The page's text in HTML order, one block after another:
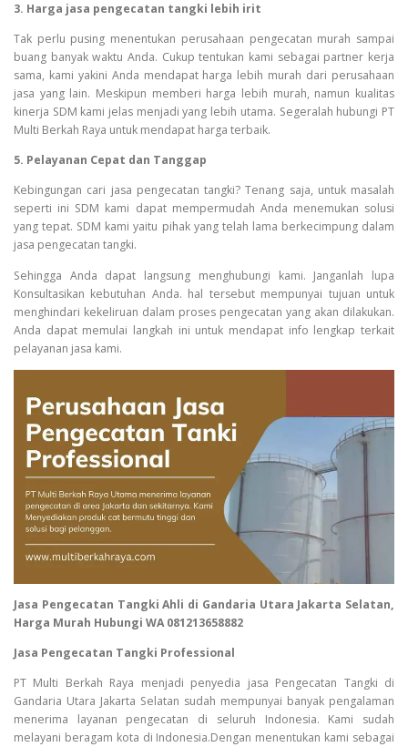
3. Harga jasa pengecatan tangki lebih irit
Tak perlu pusing menentukan perusahaan pengecatan murah sampai
buang banyak waktu Anda. Cukup tentukan kami sebagai partner kerja
sama, kami yakini Anda mendapat harga lebih murah dari perusahaan
jasa yang lain. Meskipun memberi harga lebih murah, namun kualitas
kinerja SDM kami jelas menjadi yang lebih utama. Segeralah hubungi PT
Multi Berkah Raya untuk mendapat harga terbaik.
5. Pelayanan Cepat dan Tanggap
Kebingungan cari jasa pengecatan tangki? Tenang saja, untuk masalah
seperti ini SDM kami dapat mempermudah Anda menemukan solusi
yang tepat. SDM kami yaitu pihak yang telah lama berkecimpung dalam
jasa pengecatan tangki.
Sehingga Anda dapat langsung menghubungi kami. Janganlah lupa
Konsultasikan kebutuhan Anda. hal tersebut mempunyai tujuan untuk
menghindari kekeliruan dalam proses pengecatan yang akan dilakukan.
Anda dapat memulai langkah ini untuk mendapat info lengkap terkait
pelayanan jasa kami.
Jasa Pengecatan Tangki Ahli di Gandaria Utara Jakarta Selatan,
Harga Murah Hubungi WA 081213658882
Jasa Pengecatan Tangki Professional
PT Multi Berkah Raya menjadi penyedia jasa Pengecatan Tangki di
Gandaria Utara Jakarta Selatan sudah mempunyai banyak pengalaman
menerima layanan pengecatan di seluruh Indonesia. Kami sudah
melayani beragam kota di Indonesia.Dengan menentukan kami sebagai